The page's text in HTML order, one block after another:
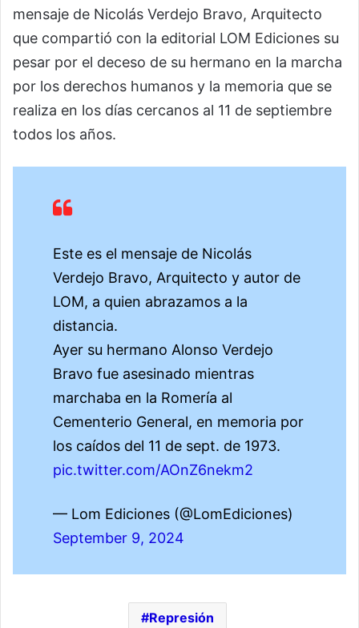
mensaje de Nicolás Verdejo Bravo, Arquitecto
que compartió con la editorial LOM Ediciones su
pesar por el deceso de su hermano en la marcha
por los derechos humanos y la memoria que se
realiza en los días cercanos al 11 de septiembre
todos los años.
Este es el mensaje de Nicolás
Verdejo Bravo, Arquitecto y autor de
LOM, a quien abrazamos a la
distancia.
Ayer su hermano Alonso Verdejo
Bravo fue asesinado mientras
marchaba en la Romería al
Cementerio General, en memoria por
los caídos del 11 de sept. de 1973.
pic.twitter.com/AOnZ6nekm2
— Lom Ediciones (@LomEdiciones)
September 9, 2024
Represión